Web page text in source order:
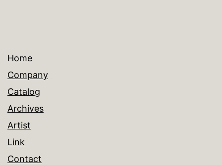
Home
Company
Catalog
Archives
Artist
Link
Contact